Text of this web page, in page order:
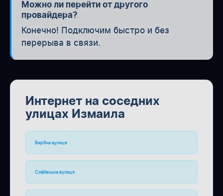
Можно ли перейти от другого
провайдера?
Конечно! Подключим быстро и без
перерыва в связи.
Интернет на соседних
улицах Измаила
Вербна вулиця
Софіївська вулиця